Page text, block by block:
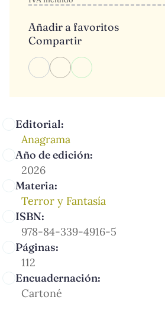
Editorial:
Anagrama
Año de edición:
2026
Materia:
Terror y Fantasía
ISBN:
978-84-339-4916-5
Páginas:
112
Encuadernación:
Cartoné
Añadir a favoritos
Compartir